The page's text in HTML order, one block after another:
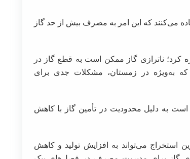
می‌کنند که این امر به مصرف بیش از حد گاز
ناترازی گاز ممکن است به قطع گاز در
به‌ویژه در زمستان، مشکلات جدی برای
است به دلیل محدودیت در تأمین گاز با کاهش
استخراج می‌تواند به افزایش تولید و کاهش